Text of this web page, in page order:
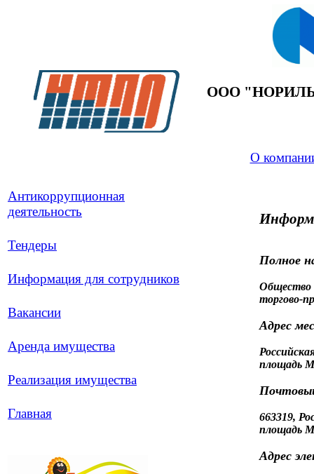
ООО
Антикоррупционная
деятельность
Тендеры
Информация для сотрудников
Вакансии
Аренда имущества
Реализация имущества
Главная
О
Полное
Общество
торгово-
Адрес
площадь
663319,
площадь
Адрес